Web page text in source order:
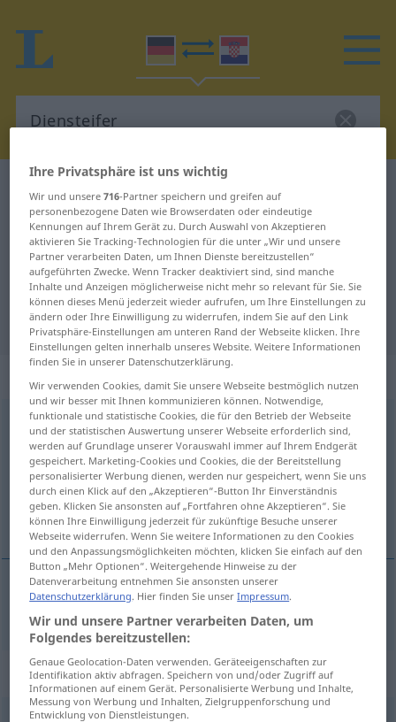
Deutsch-Kroatisch Übersetzung für
"Diensteifer"
"Diensteifer" Kroatisch
Übersetzung
„Diensteifer“ : Maskulinum
Diensteifer m <-s>
Übersicht aller Übersetzungen
(Für mehr Details die Übersetzung anklicken/antippen)
udvornost
Diensteifer
Synonyme für "Diensteifer"
Ihre Privatsphäre ist uns wichtig
Wir und unsere716-Partner speichern und greifen auf
personenbezogene Daten wie Browserdaten oder eindeutige
Kennungen auf Ihrem Gerät zu. Durch Auswahl von Akzeptieren
aktivieren Sie Tracking-Technologien für die unter „Wir und unsere
Partner verarbeiten Daten, um Ihnen Dienste bereitzustellen“
aufgeführten Zwecke. Wenn Tracker deaktiviert sind, sind manche
Inhalte und Anzeigen möglicherweise nicht mehr so relevant für Sie. Sie
können dieses Menü jederzeit wieder aufrufen, um Ihre Einstellungen zu
ändern oder Ihre Einwilligung zu widerrufen, indem Sie auf den Link
Privatsphäre-Einstellungen am unteren Rand der Webseite klicken. Ihre
Einstellungen gelten innerhalb unseres Website. Weitere Informationen
finden Sie in unserer Datenschutzerklärung.
Wir verwenden Cookies, damit Sie unsere Webseite bestmöglich nutzen
und wir besser mit Ihnen kommunizieren können. Notwendige,
funktionale und statistische Cookies, die für den Betrieb der Webseite
und der statistischen Auswertung unserer Webseite erforderlich sind,
werden auf Grundlage unserer Vorauswahl immer auf Ihrem Endgerät
gespeichert. Marketing-Cookies und Cookies, die der Bereitstellung
personalisierter Werbung dienen, werden nur gespeichert, wenn Sie uns
durch einen Klick auf den „Akzeptieren“-Button Ihr Einverständnis
geben. Klicken Sie ansonsten auf „Fortfahren ohne Akzeptieren“. Sie
können Ihre Einwilligung jederzeit für zukünftige Besuche unserer
Webseite widerrufen. Wenn Sie weitere Informationen zu den Cookies
und den Anpassungsmöglichkeiten möchten, klicken Sie einfach auf den
Button „Mehr Optionen“. Weitergehende Hinweise zu der
Datenverarbeitung entnehmen Sie ansonsten unserer
Datenschutzerklärung. Hier finden Sie unserImpressum.
Wir und unsere Partner verarbeiten Daten, um
Folgendes bereitzustellen:
Genaue Geolocation-Daten verwenden. Geräteeigenschaften zur
Identifikation aktiv abfragen. Speichern von und/oder Zugriff auf
Informationen auf einem Gerät. Personalisierte Werbung und Inhalte,
Messung von Werbung und Inhalten, Zielgruppenforschung und
Entwicklung von Dienstleistungen.